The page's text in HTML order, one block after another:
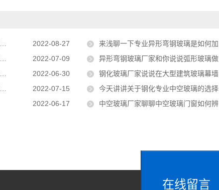
2022-08-27 来浅聊一下专业异形弯钢玻璃是如何加工的
2022-07-09 异形弯钢玻璃厂家和你说说弧形玻璃做隔断的好处
2022-06-30 钢化玻璃厂家说说在大型建筑玻璃幕墙应用
2022-07-15 今天讲讲关于钢化专业中空玻璃的选择方法有哪些
2022-06-17 中空玻璃厂家聊聊中空玻璃门窗如何辨别真假
在线留言